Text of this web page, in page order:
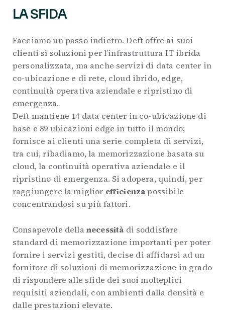
LA SFIDA
Facciamo un passo indietro. Deft offre ai suoi
clienti sì soluzioni per l’infrastruttura IT ibrida
personalizzata, ma anche servizi di data center in
co-ubicazione e di rete, cloud ibrido, edge,
continuità operativa aziendale e ripristino di
emergenza.
Deft mantiene 14 data center in co-ubicazione di
base e 89 ubicazioni edge in tutto il mondo;
fornisce ai clienti una serie completa di s­ervizi,
tra cui, ribadiamo, la memorizzazione basata su
cloud, la continuità operativa aziendale e il
ripristino di emergenza. Si adopera, quindi, per
raggiungere la miglior efficienzapossibile
concentrandosi su più fattori.
Consapevole dellanecessità di soddisfare
standard di memorizzazione importanti per poter
fornire i servizi gestiti, decise di affidarsi ad un
fornitore di soluzioni di memorizzazione in grado
di rispondere alle sfide dei suoi molteplici
requisiti aziendali, con ambienti dalla densità e
dalle prestazioni elevate.